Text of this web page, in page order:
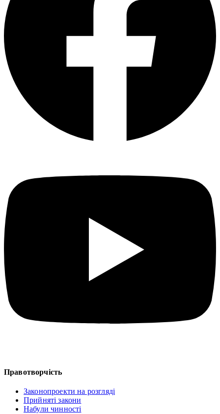
Правотворчість
Законопроекти на розгляді
Прийняті закони
Набули чинності